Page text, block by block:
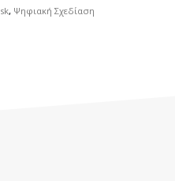
, Ψηφιακή Σχεδίαση